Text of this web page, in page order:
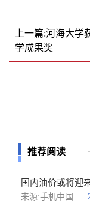
上一篇:河海大学
学成果奖
推荐阅读
国内油价或将迎
来源:手机中国